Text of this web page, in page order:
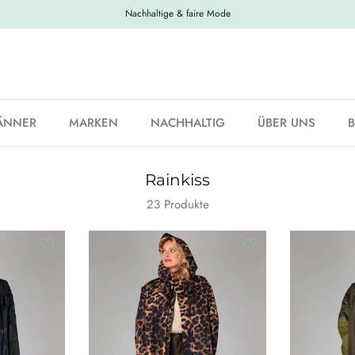
Nachhaltige & faire Mode
MARKEN NACHHALTIG ÜBER UNS
Rainkiss
23 Produkte